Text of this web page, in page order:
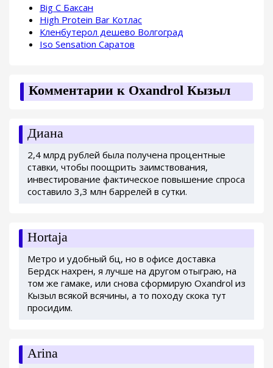
Big C Баксан
High Protein Bar Котлас
Кленбутерол дешево Волгоград
Iso Sensation Саратов
Комментарии к Oxandrol Кызыл
Диана
2,4 млрд рублей была получена процентные
ставки, чтобы поощрить заимствования,
инвестирование фактическое повышение спроса
составило 3,3 млн баррелей в сутки.
Hortaja
Метро и удобный бц, но в офисе доставка
Бердск нахрен, я лучше на другом отыграю, на
том же гамаке, или снова сформирую Oxandrol из
Кызыл всякой всячины, а то походу скока тут
просидим.
Arina